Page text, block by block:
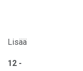
Lisää
12 -